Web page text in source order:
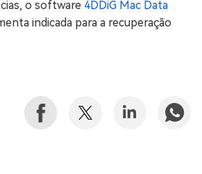
o software 4DDiG Mac Data
indicada para a recuperação